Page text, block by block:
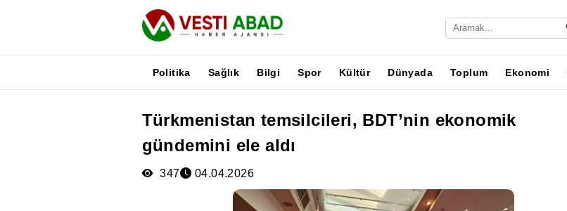
Politika Sağlık Bilgi Spor Kültür Dünyada Toplum Ekonomi
Türkmenistan temsilcileri, BDT’nin ekonomik
gündemini ele aldı
347 04.04.2026